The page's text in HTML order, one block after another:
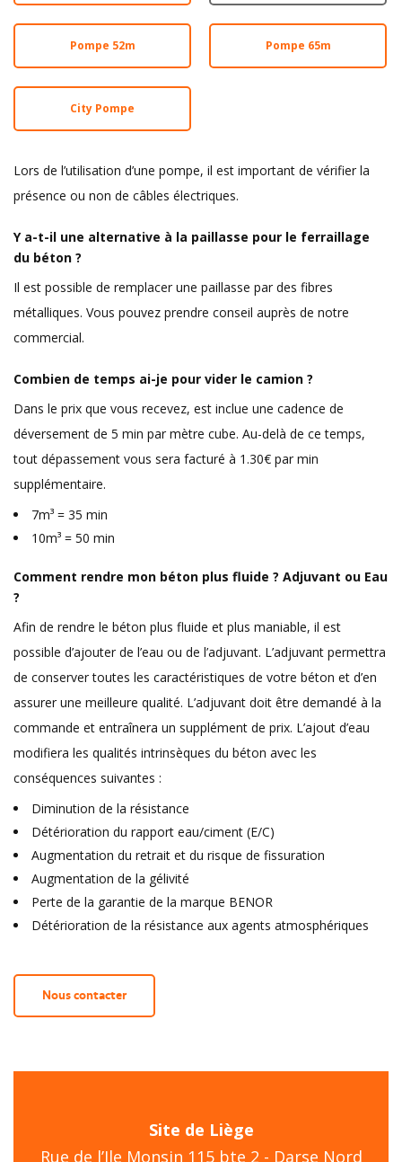
Pompe 52m Pompe 65m
City Pompe
Lors de l’utilisation d’une pompe, il est important de vérifier la
présence ou non de câbles électriques.
Y a-t-il une alternative à la paillasse pour le ferraillage
du béton ?
Il est possible de remplacer une paillasse par des fibres
métalliques. Vous pouvez prendre conseil auprès de notre
commercial.
Combien de temps ai-je pour vider le camion ?
Dans le prix que vous recevez, est inclue une cadence de
déversement de 5 min par mètre cube. Au-delà de ce temps,
tout dépassement vous sera facturé à 1.30€ par min
supplémentaire.
7m³ = 35 min
10m³ = 50 min
Comment rendre mon béton plus fluide ? Adjuvant ou Eau
?
Afin de rendre le béton plus fluide et plus maniable, il est
possible d’ajouter de l’eau ou de l’adjuvant. L’adjuvant permettra
de conserver toutes les caractéristiques de votre béton et d’en
assurer une meilleure qualité. L’adjuvant doit être demandé à la
commande et entraînera un supplément de prix. L’ajout d’eau
modifiera les qualités intrinsèques du béton avec les
conséquences suivantes :
Diminution de la résistance
Détérioration du rapport eau/ciment (E/C)
Augmentation du retrait et du risque de fissuration
Augmentation de la gélivité
Perte de la garantie de la marque BENOR
Détérioration de la résistance aux agents atmosphériques
Nous contacter
Site de Liège
Rue de l’Ile Monsin 115 bte 2 - Darse Nord